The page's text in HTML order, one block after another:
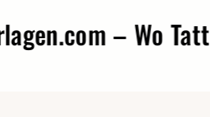
– Wo Tattoo-